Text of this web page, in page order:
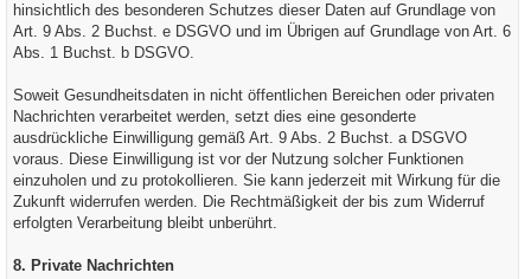
hinsichtlich des besonderen Schutzes dieser Daten auf Grundlage von
Art. 9 Abs. 2 Buchst. e DSGVO und im Übrigen auf Grundlage von Art. 6
Abs. 1 Buchst. b DSGVO.
Soweit Gesundheitsdaten in nicht öffentlichen Bereichen oder privaten
Nachrichten verarbeitet werden, setzt dies eine gesonderte
ausdrückliche Einwilligung gemäß Art. 9 Abs. 2 Buchst. a DSGVO
voraus. Diese Einwilligung ist vor der Nutzung solcher Funktionen
einzuholen und zu protokollieren. Sie kann jederzeit mit Wirkung für die
Zukunft widerrufen werden. Die Rechtmäßigkeit der bis zum Widerruf
erfolgten Verarbeitung bleibt unberührt.
8. Private Nachrichten